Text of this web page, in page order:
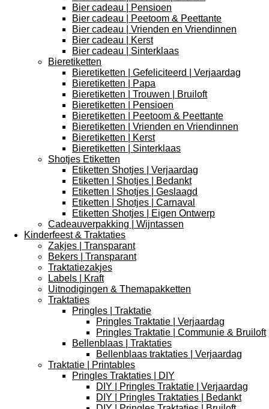
Bier cadeau | Pensioen
Bier cadeau | Peetoom & Peettante
Bier cadeau | Vrienden en Vriendinnen
Bier cadeau | Kerst
Bier cadeau | Sinterklaas
Bieretiketten
Bieretiketten | Gefeliciteerd | Verjaardag
Bieretiketten | Papa
Bieretiketten | Trouwen | Bruiloft
Bieretiketten | Pensioen
Bieretiketten | Peetoom & Peettante
Bieretiketten | Vrienden en Vriendinnen
Bieretiketten | Kerst
Bieretiketten | Sinterklaas
Shotjes Etiketten
Etiketten Shotjes | Verjaardag
Etiketten | Shotjes | Bedankt
Etiketten | Shotjes | Geslaagd
Etiketten | Shotjes | Carnaval
Etiketten Shotjes | Eigen Ontwerp
Cadeauverpakking | Wijntassen
Kinderfeest & Traktaties
Zakjes | Transparant
Bekers | Transparant
Traktatiezakjes
Labels | Kraft
Uitnodigingen & Themapakketten
Traktaties
Pringles | Traktatie
Pringles Traktatie | Verjaardag
Pringles Traktatie | Communie & Bruiloft
Bellenblaas | Traktaties
Bellenblaas traktaties | Verjaardag
Traktatie | Printables
Pringles Traktaties | DIY
DIY | Pringles Traktatie | Verjaardag
DIY | Pringles Traktaties | Bedankt